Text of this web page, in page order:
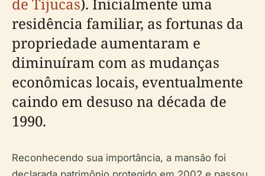
residência familiar, as fortunas da
propriedade aumentaram e
diminuíram com as mudanças
econômicas locais, eventualmente
caindo em desuso na década de
1990.
Reconhecendo sua importância, a mansão foi